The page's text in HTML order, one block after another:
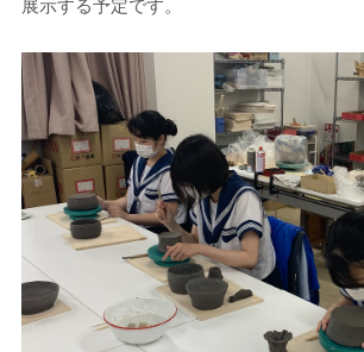
展示する予定です。